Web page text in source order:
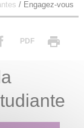
/ Engagez-vous
PDF